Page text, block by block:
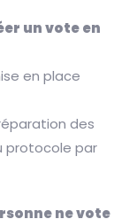
un vote en
en place
des
protocole par
ne vote